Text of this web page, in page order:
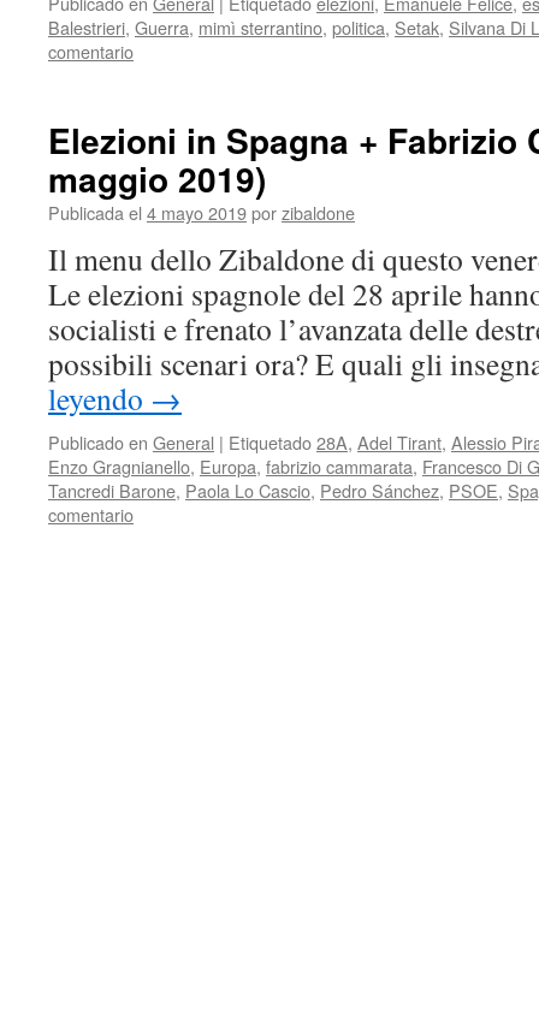
Balestrieri, Guerra, mimì sterrantino, politica, Setak, Silvana Di
comentario
Elezioni in Spagna + Fabrizio
maggio 2019)
Publicada el 4 mayo 2019porzibaldone
Il menu dello Zibaldone di questo
Le elezioni spagnole del 28 aprile
socialisti e frenato l’avanzata delle
possibili scenari ora? E quali gli
leyendo →
Publicado en General | Etiquetado28A, Adel Tirant, Alessio
Enzo Gragnianello, Europa, fabrizio cammarata, Francesco Di
Tancredi Barone, Paola Lo Cascio, Pedro Sánchez, PSOE,
comentario